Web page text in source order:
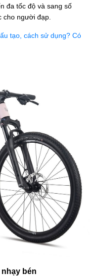
đa tốc độ và sang số
cho người đạp.
tạo, cách sử dụng? Có
bén